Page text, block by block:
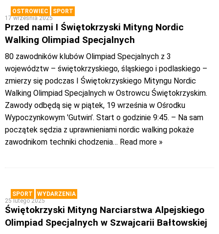
OSTROWIEC
SPORT
17 września 2025
Przed nami I Świętokrzyski Mityng Nordic
Walking Olimpiad Specjalnych
80 zawodników klubów Olimpiad Specjalnych z 3
województw – świętokrzyskiego, śląskiego i podlaskiego –
zmierzy się podczas I Świętokrzyskiego Mityngu Nordic
Walking Olimpiad Specjalnych w Ostrowcu Świętokrzyskim.
Zawody odbędą się w piątek, 19 września w Ośrodku
Wypoczynkowym 'Gutwin’. Start o godzinie 9:45. – Na sam
początek sędzia z uprawnieniami nordic walking pokaże
zawodnikom techniki chodzenia… Read more »
SPORT
WYDARZENIA
25 lutego 2025
Świętokrzyski Mityng Narciarstwa Alpejskiego
Olimpiad Specjalnych w Szwajcarii Bałtowskiej